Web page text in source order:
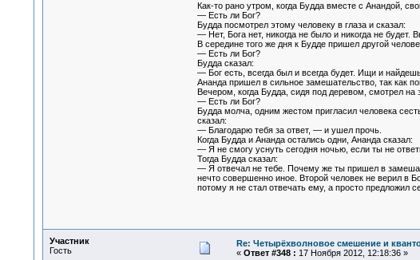
Как-то рано утром, когда Будда вместе с Анандой,
— Есть ли Бог?
Будда посмотрел этому человеку в глаза и сказал:
— Нет, Бога нет, никогда не было и никогда не будет.
В середине того же дня к Будде пришел другой
— Есть ли Бог?
Будда сказал:
— Бог есть, всегда был и всегда будет. Ищи и
Ананда пришел в сильное замешательство, так как
Вечером, когда Будда, сидя под деревом, смотрел
— Есть ли Бог?
Будда молча, одним жестом пригласил человека
сказал:
— Благодарю тебя за ответ, — и ушел прочь.
Когда Будда и Ананда остались одни, Ананда сказал:
— Я не смогу уснуть сегодня ночью, если ты не
Тогда Будда сказал:
— Я отвечал не тебе. Почему же ты пришел в
нечто совершенно иное. Второй человек не верил в
потому я не стал отвечать ему, а просто предложил
Участник
Гость
Re: Четырёхволновое смешение и
« Ответ #348 : 17 Ноября 2012, 12:18:36 »